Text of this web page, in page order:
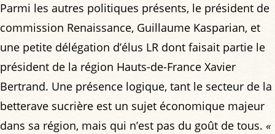
Parmi les autres politiques présents, le président de
commission Renaissance, Guillaume Kasparian, et
une petite délégation d’élus LR dont faisait partie le
président de la région Hauts-de-France Xavier
Bertrand. Une présence logique, tant le secteur de la
betterave sucrière est un sujet économique majeur
dans sa région, mais qui n’est pas du goût de tous. «